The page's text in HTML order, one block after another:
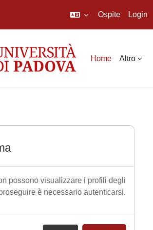
Ospite Login
Home Altro
possono visualizzare i profili degli
è necessario autenticarsi.